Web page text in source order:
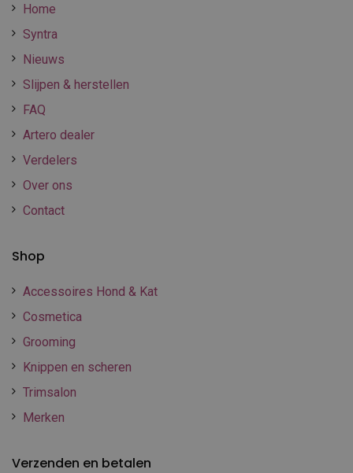
Home
Syntra
Nieuws
Slijpen & herstellen
FAQ
Artero dealer
Verdelers
Over ons
Contact
Shop
Accessoires Hond & Kat
Cosmetica
Grooming
Knippen en scheren
Trimsalon
Merken
Verzenden en betalen